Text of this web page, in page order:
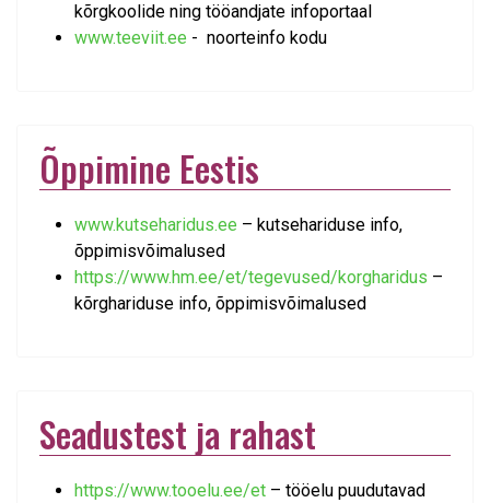
kõrgkoolide ning tööandjate infoportaal
www.teeviit.ee - noorteinfo kodu
Õppimine Eestis
www.kutseharidus.ee – kutsehariduse info,
õppimisvõimalused
https://www.hm.ee/et/tegevused/korgharidus –
kõrghariduse info, õppimisvõimalused
Seadustest ja rahast
https://www.tooelu.ee/et – tööelu puudutavad